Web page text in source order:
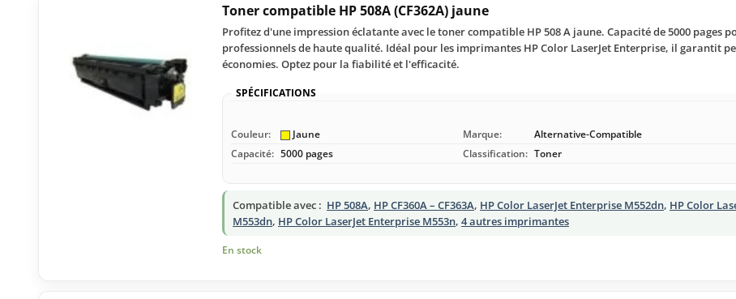
Toner compatible HP 508A (CF362A) jaune
Profitez d'une impression éclatante avec le toner compatible HP 508 A jaune. Capacité de 5000 pages
professionnels de haute qualité. Idéal pour les imprimantes HP Color LaserJet Enterprise, il garantit
économies. Optez pour la fiabilité et l'efficacité.
SPÉCIFICATIONS
Couleur: Jaune Marque:
Alternative-Compatible
Capacité: 5000 pages Classification: Toner
Compatible avec : HP 508A, HP CF360A – CF363A, HP Color LaserJet Enterprise M552dn, HP Color
M553dn, HP Color LaserJet Enterprise M553n, 4 autres imprimantes
En stock